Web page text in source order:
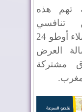
تهم هذه
تنافسي
ومسؤولية مدنية مجانية لعملاء أوطو 24
العرض
24 وآفاق مشتركة